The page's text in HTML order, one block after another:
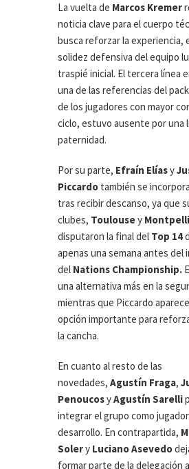
La vuelta de Marcos Kremer
noticia clave para el cuerpo
busca reforzar la experiencia,
solidez defensiva del equipo
traspié inicial. El tercera línea
una de las referencias del
de los jugadores con mayor
ciclo, estuvo ausente por una
paternidad.
Por su parte, Efraín Elíasy
Piccardo también se
tras recibir descanso, ya que
clubes, Toulousey
disputaron la final del Top 14
apenas una semana antes del
del Nations Championship.
una alternativa más en la
mientras que Piccardo
opción importante para
la cancha.
En cuanto al resto de las
novedades, Agustín Fraga,
PenoucosyAgustín Sarelli
integrar el grupo como
desarrollo. En contrapartida,
Solery Luciano Asevedo
formar parte de la delegación